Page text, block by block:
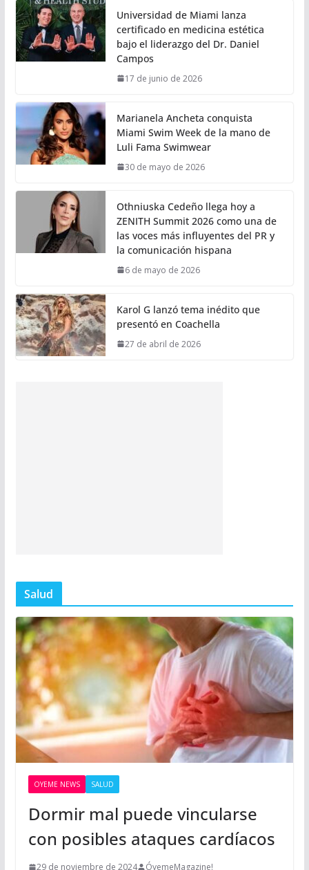
Universidad de Miami lanza
certificado en medicina estética
bajo el liderazgo del Dr. Daniel
Campos
17 de junio de 2026
Marianela Ancheta conquista
Miami Swim Week de la mano de
Luli Fama Swimwear
30 de mayo de 2026
Othniuska Cedeño llega hoy a
ZENITH Summit 2026 como una de
las voces más influyentes del PR y
la comunicación hispana
6 de mayo de 2026
Karol G lanzó tema inédito que
presentó en Coachella
27 de abril de 2026
Salud
OYEME NEWS SALUD
Dormir mal puede vincularse
con posibles ataques cardíacos
29 de noviembre de 2024 ÓyemeMagazine!